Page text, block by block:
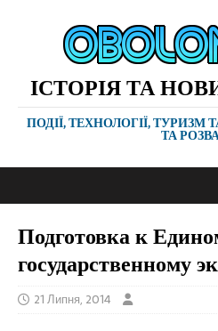
ІСТОРІЯ ТА
ПОДІЇ, ТЕХНОЛОГІЇ, ТУРИЗМ
ТА
Подготовка к
государственному
21 Липня, 2014